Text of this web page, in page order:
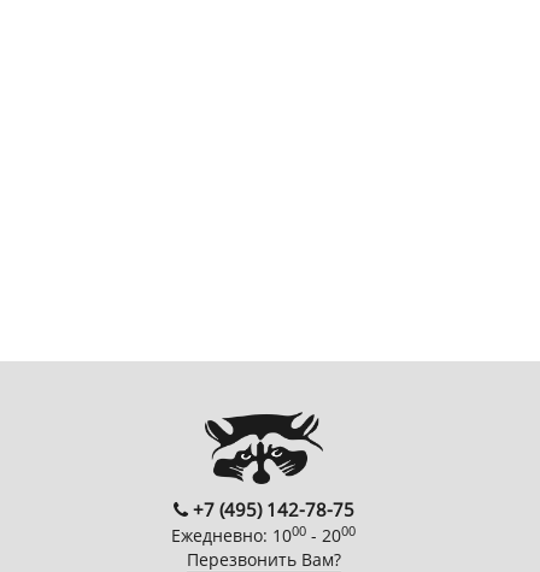
+7 (495) 142-78-75
Ежедневно: 1000 - 2000
Перезвонить Вам?